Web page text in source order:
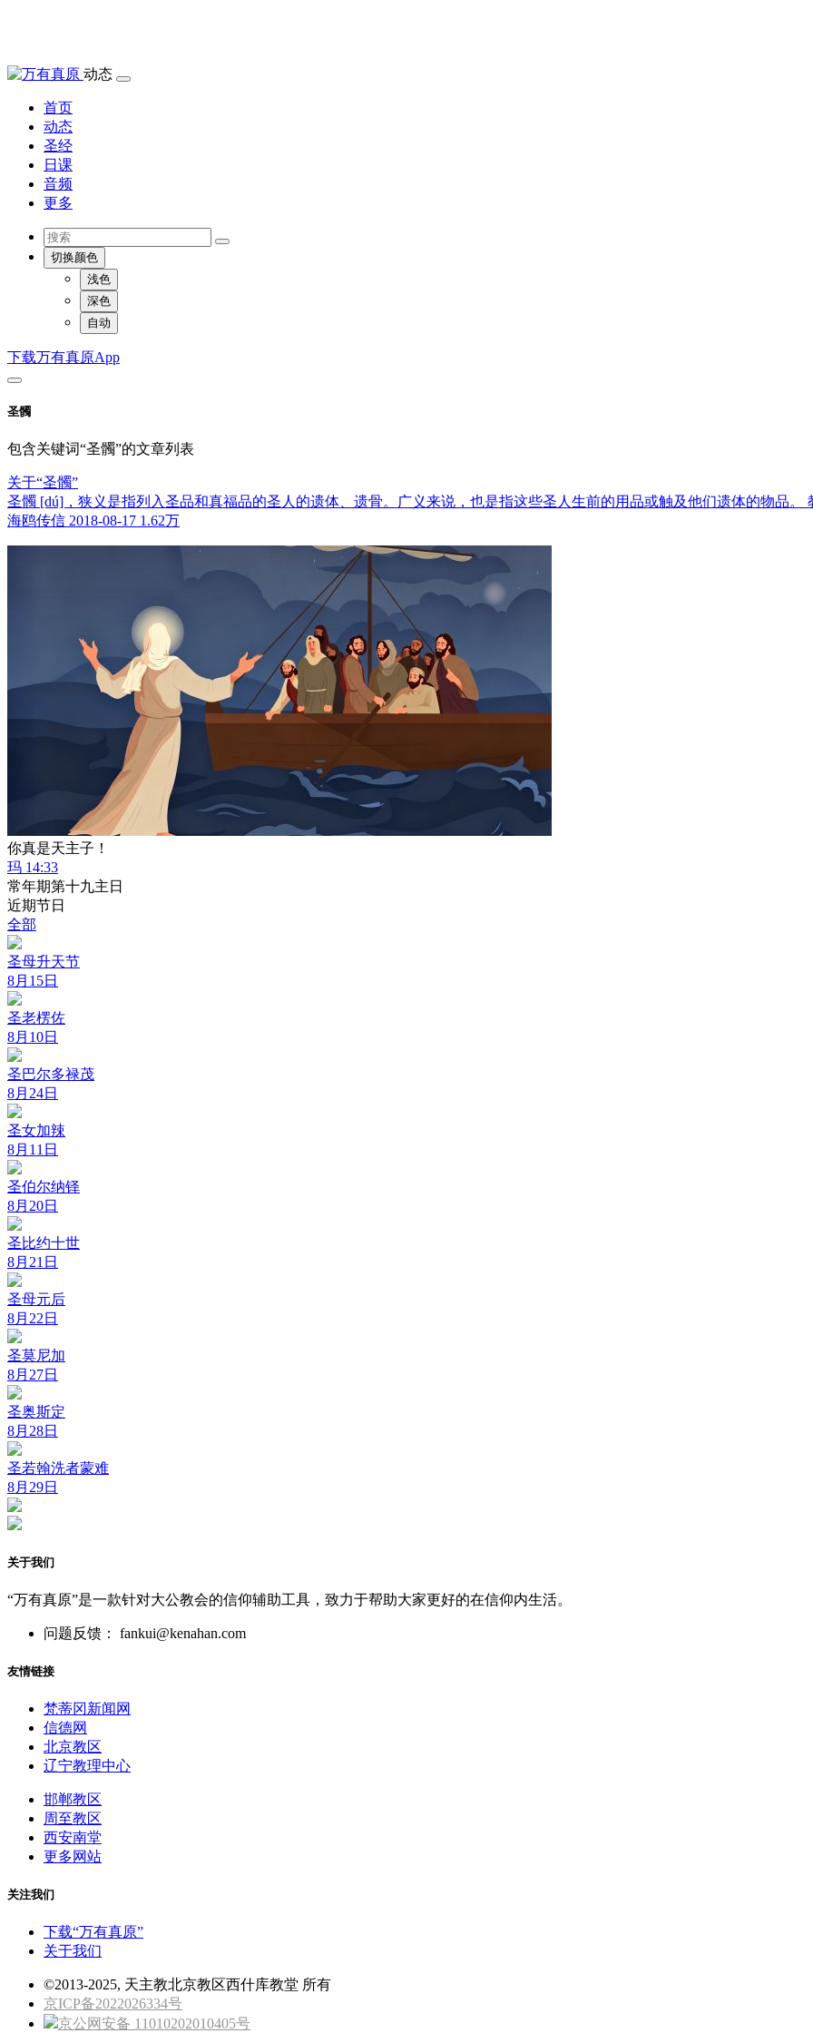
动态
首页
动态
圣经
日课
音频
更多
切换颜色
浅色
深色
自动
下载万有真原App
圣髑
包含关键词“圣髑”的文章列表
关于“圣髑”
圣髑 [dú]，狭义是指列入圣品和真福品的圣人的遗体、遗骨。广义来说，也是指这些圣人生前的用品或触及他们遗体的物品。
海鸥传信 2018-08-17 1.62万
你真是天主子！
玛 14:33
常年期第十九主日
近期节日
全部
圣母升天节
8月15日
圣老楞佐
8月10日
圣巴尔多禄茂
8月24日
圣女加辣
8月11日
圣伯尔纳铎
8月20日
圣比约十世
8月21日
圣母元后
8月22日
圣莫尼加
8月27日
圣奥斯定
8月28日
圣若翰洗者蒙难
8月29日
关于我们
“万有真原”是一款针对大公教会的信仰辅助工具，致力于帮助大家更好的在信仰内生活。
问题反馈： fankui@kenahan.com
友情链接
梵蒂冈新闻网
信德网
北京教区
辽宁教理中心
邯郸教区
周至教区
西安南堂
更多网站
关注我们
下载“万有真原”
关于我们
©2013-2025, 天主教北京教区西什库教堂 所有
京ICP备2022026334号
京公网安备 11010202010405号